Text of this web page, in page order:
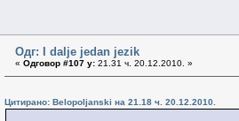
Одг: I dalje jedan jezik
« Одговор #107 у: 21.31 ч. 20.12.2010. »
Цитирано: Belopoljanski на 21.18 ч. 20.12.2010.